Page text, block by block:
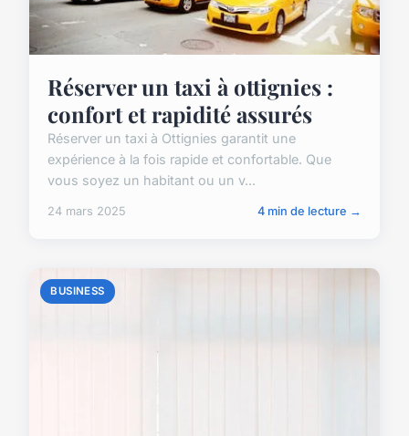
Réserver un taxi à ottignies :
confort et rapidité assurés
Réserver un taxi à Ottignies garantit une
expérience à la fois rapide et confortable. Que
vous soyez un habitant ou un v...
24 mars 2025 4 min de lecture →
BUSINESS